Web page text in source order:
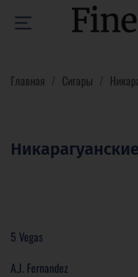
Главная Сигары
5 Vegas
A.J. Fernandez